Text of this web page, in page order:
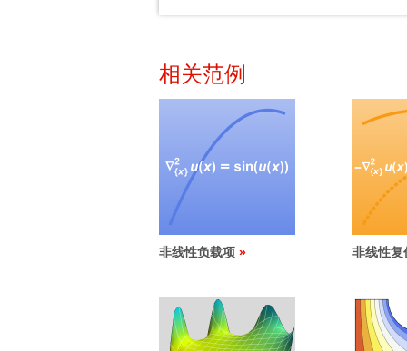
相关范例
非线性负载项 非线性复